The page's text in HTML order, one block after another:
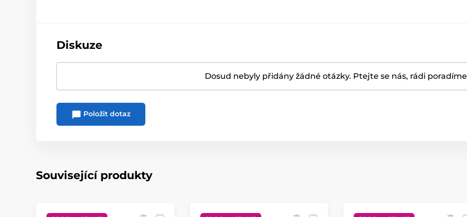
Diskuze
Dosud nebyly přidány žádné otázky. Ptejte se nás, rádi poradíme
Položit dotaz
Související produkty